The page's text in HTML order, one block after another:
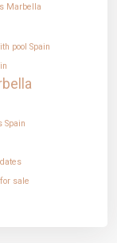
Marbella
pool Spain
Spain
sale